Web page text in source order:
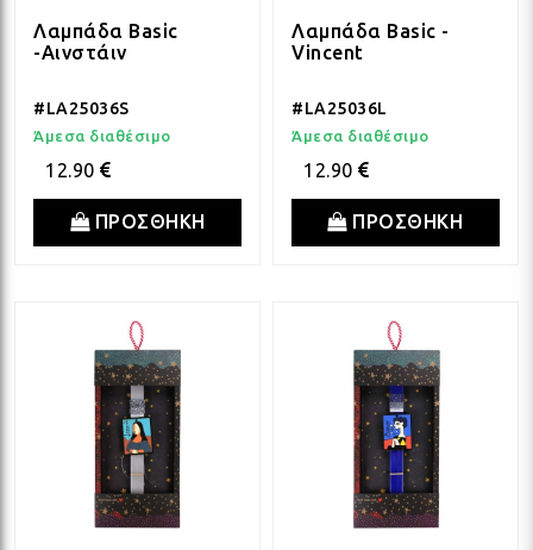
Λαμπάδα Basic
-Αινστάιν
#LA25036S
Άμεσα διαθέσιμο
12.90
ΠΡΟΣΘΗΚΗ
Λαμπάδα Basic -
Vincent
#LA25036L
Άμεσα διαθέσιμο
12.90
ΠΡΟΣΘΗΚΗ